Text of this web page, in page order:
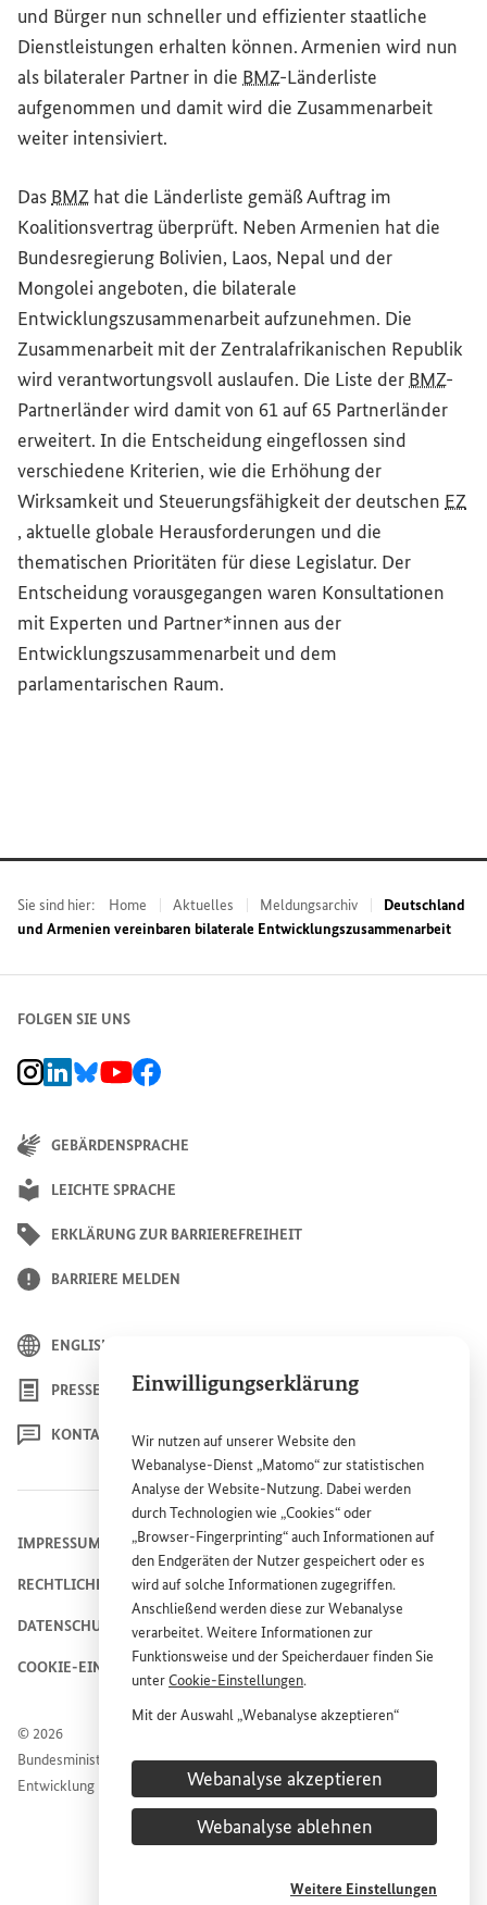
Einwilligungserklärung
Wir nutzen auf unsererWebsite den
Webanalyse-Dienst „Matomo“ zur statistischen
Analyse derWebsite-Nutzung. Dabei werden
durch Technologien wie „Cookies“ oder
„Browser-Fingerprinting“ auch Informationen auf
den Endgeräten der Nutzer gespeichert oder es
wird auf solche Informationen zugegriffen.
Anschließend werden diese zur Webanalyse
verarbeitet. Weitere Informationen zur
Funktionsweise und der Speicherdauer finden Sie
unterCookie-Einstellungen.
Mit der Auswahl „Webanalyse akzeptieren“
Dienstes „Matomo“ auf derWebsitedes
Bundesministeriums für wirtschaftliche
Entwicklung und Zusammenarbeit (BMZ) zu.
Diese Einwilligung ist freiwillig, für die Nutzung
jederzeit für die Zukunft unterCookie-
Webanalyse akzeptieren
Webanalyse ablehnen
Weitere Einstellungen
und Bürger nun schneller und effizienter staatliche
Dienstleistungen erhalten können. Armenien wird nun
als bilateraler Partner in die BMZ-Länderliste
aufgenommen und damit wird die Zusammenarbeit
weiter intensiviert.
Das BMZ hat die Länderliste gemäß Auftrag im
Koalitionsvertrag überprüft. Neben Armenien hat die
Bundesregierung Bolivien, Laos, Nepal und der
Mongolei angeboten, die bilaterale
Entwicklungszusammenarbeit aufzunehmen. Die
Zusammenarbeit mit der Zentralafrikanischen Republik
wird verantwortungsvoll auslaufen. Die Liste der BMZ-
Partnerländer wird damit von 61 auf 65 Partnerländer
erweitert. In die Entscheidung eingeflossen sind
verschiedene Kriterien, wie die Erhöhung der
Wirksamkeit und Steuerungsfähigkeit der deutschen EZ
, aktuelle globale Herausforderungen und die
thematischen Prioritäten für diese Legislatur. Der
Entscheidung vorausgegangen waren Konsultationen
mit Experten und Partner*innen aus der
Entwicklungszusammenarbeit und dem
parlamentarischen Raum.
Sie sind hier: Home Aktuelles Meldungsarchiv
Deutschland
und Armenien vereinbaren bilaterale Entwicklungszusammenarbeit
FOLGEN SIE UNS
BMZ Instagram-Kanal, Externer Link
BMZ LinkedIn Unternehmensseite, Externer Link
BMZ Bluesky-Seite, Externer Link
BMZ Youtube-Kanal, Externer Link
BMZ Facebook-Seite, Externer Link
GEBÄRDENSPRACHE
LEICHTE SPRACHE
ERKLÄRUNG ZUR BARRIEREFREIHEIT
BARRIERE MELDEN
ENGLISH
PRESSE
KONTAKT
© 2026
Bundesministerium für wirtschaftliche Zusammenarbeit und
Entwicklung
IMPRESSUM
RECHTLICHE HINWEISE
DATENSCHUTZHINWEIS
COOKIE-EINSTELLUNGEN